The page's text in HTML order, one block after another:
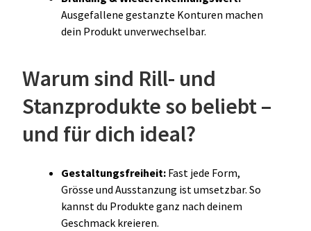
Ausgefallene gestanzte Konturen machen
dein Produkt unverwechselbar.
Warum sind Rill- und
Stanzprodukte so beliebt –
und für dich ideal?
Gestaltungsfreiheit: Fast jede Form,
Grösse und Ausstanzung ist umsetzbar. So
kannst du Produkte ganz nach deinem
Geschmack kreieren.